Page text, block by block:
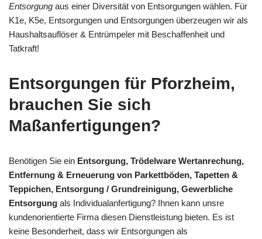
Entsorgung aus einer Diversität von Entsorgungen wählen. Für
K1e, K5e, Entsorgungen und Entsorgungen überzeugen wir als
Haushaltsauflöser & Entrümpeler mit Beschaffenheit und
Tatkraft!
Entsorgungen für Pforzheim,
brauchen Sie sich
Maßanfertigungen?
Benötigen Sie ein Entsorgung, Trödelware Wertanrechung,
Entfernung & Erneuerung von Parkettböden, Tapetten &
Teppichen, Entsorgung / Grundreinigung, Gewerbliche
Entsorgung als Individualanfertigung? Ihnen kann unsre
kundenorientierte Firma diesen Dienstleistung bieten. Es ist
keine Besonderheit, dass wir Entsorgungen als